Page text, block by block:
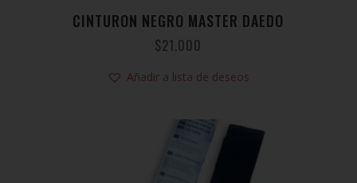
CINTURON NEGRO MASTER DAEDO
$21.000
Añadir a lista de deseos